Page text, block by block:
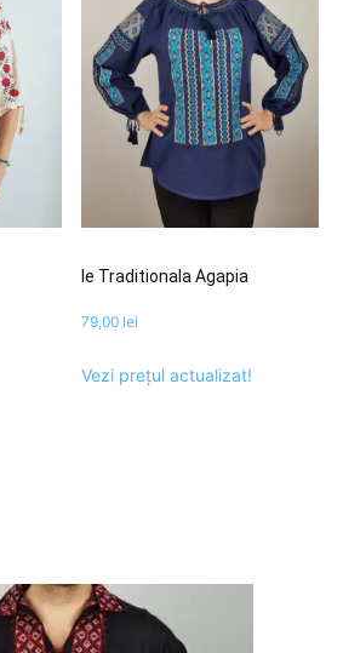
Ie Traditionala Agapia
79,00 lei
Vezi prețul actualizat!